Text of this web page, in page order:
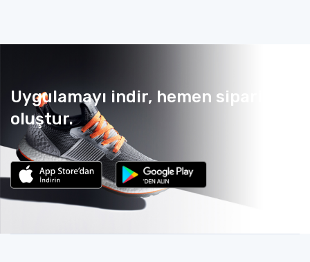
Uygulamayı indir, hemen sipariş
oluştur.